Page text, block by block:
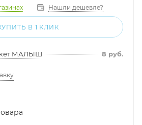
Нашли дешевле?
В 1 КЛИК
МАЛЫШ 8 руб.